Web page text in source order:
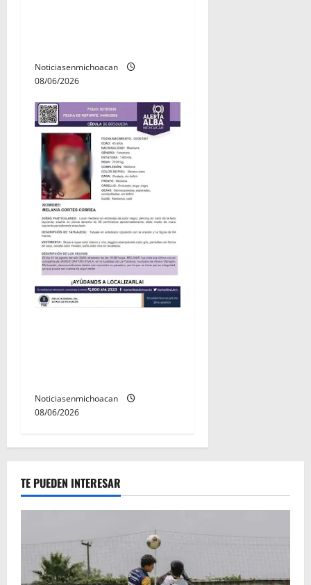
Noticiasenmichoacan
08/06/2026
Noticiasenmichoacan
08/06/2026
TE PUEDEN INTERESAR